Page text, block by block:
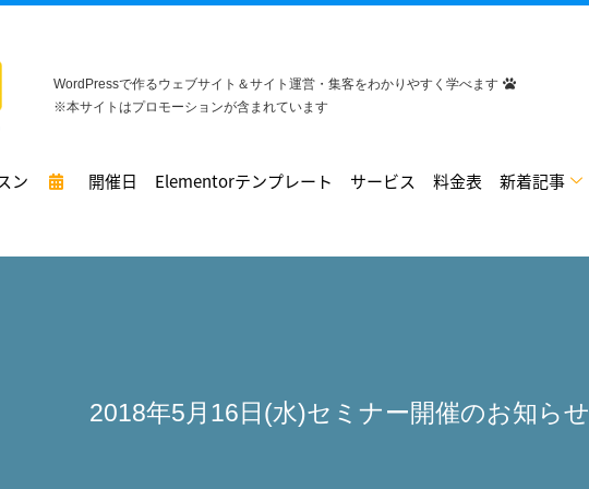
WordPressで作るウェブサイト＆サイト運営・集客をわかりやすく学べます
※本サイトはプロモーションが含まれています
ン 開催日 Elementorテンプレート サービス 料金表 新着記事
2018年5月16日(水)セミナー開催のお知らせ